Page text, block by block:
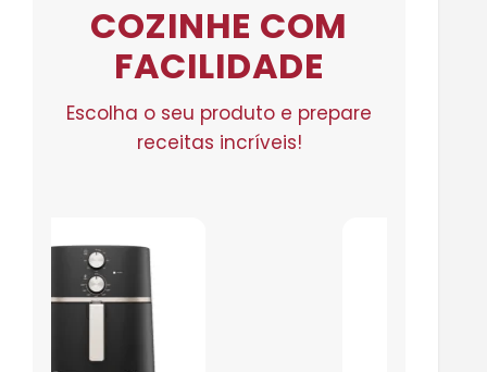
COZINHE COM
FACILIDADE
Escolha o seu produto e prepare
receitas incríveis!